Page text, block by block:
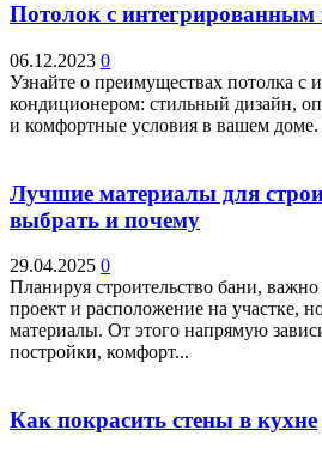
Потолок с
06.12.2023 0
Узнайте о преимуществах потолка с
кондиционером: стильный дизайн,
и комфортные условия в вашем доме.
Лучшие материалы для
выбрать и почему
29.04.2025 0
Планируя строительство бани,
проект и расположение на участке,
материалы. От этого напрямую
постройки, комфорт...
Как покрасить стены в кухне